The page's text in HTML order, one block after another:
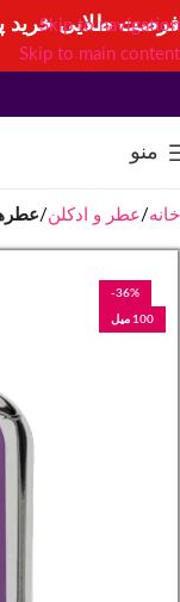
Skip to navigation
Skip to main content
منو
خانه عطر و ادکلن
-36%
100 میل
فرصت طلایی خرید